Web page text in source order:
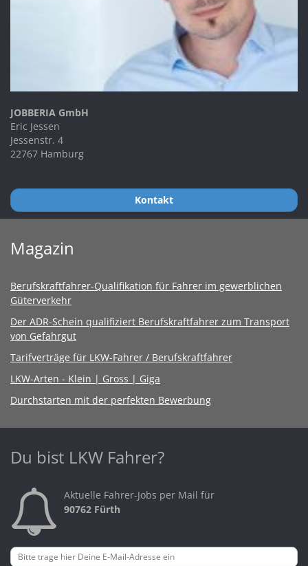
JOBBERIA GmbH
Eric Jessen
Jessenstr. 4
22767 Hamburg
Kontakt
Magazin
Berufskraftfahrer-Qualifikation für Fahrer im gewerblichen
Güterverkehr
Der ADR-Schein qualifiziert Berufskraftfahrer zum Transport
von Gefahrgut
Tarifverträge für LKW-Fahrer / Berufskraftfahrer
LKW-Arten - Klein | Gross | Giga
Durchstarten mit der perfekten Bewerbung
Du bist LKW Fahrer?
Aktuelle Fahrer-Jobs per Mail für
90762 Fürth